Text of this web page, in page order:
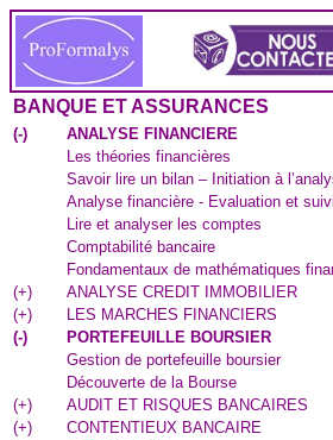
BANQUE ET ASSURANCES
(-)
ANALYSE FINANCIERE
Les théories financières
Savoir lire un bilan – Initiation à
Analyse financière - Evaluation et
Lire et analyser les comptes
Comptabilité bancaire
Fondamentaux de mathématiques
(+)
ANALYSE CREDIT IMMOBILIER
(+)
LES MARCHES FINANCIERS
(-)
PORTEFEUILLE BOURSIER
Gestion de portefeuille boursier
Découverte de la Bourse
(+)
AUDIT ET RISQUES BANCAIRES
(+)
CONTENTIEUX BANCAIRE